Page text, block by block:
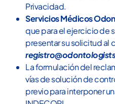
Privacidad.
Servicios Médicos
que para el ejercicio de
presentar su solicitud al
La formulación del
vías de solución de
previo para interponer